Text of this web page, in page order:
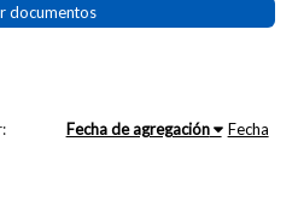
documentos
Fecha de agregación Fecha